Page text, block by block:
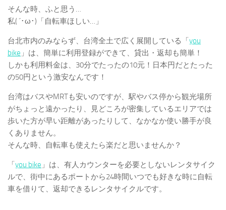
そんな時、ふと思う…
私( ´･ω･)「自転車ほしい…」
台北市内のみならず、台湾全土で広く展開している「you
bike 」は、簡単に利用登録ができて、貸出・返却も簡単！
しかも利用料金は、30分でたったの10元！日本円だとたった
の50円という激安なんです！
台湾はバスやMRTも安いのですが、駅やバス停から観光場所
がちょっと遠かったり、見どころが密集しているエリアでは
歩いた方が早い距離があったりして、なかなか使い勝手が良
くありません。
そんな時、自転車も使えたら楽だと思いませんか？
「you bike 」は、有人カウンターを必要としないレンタサイク
ルで、街中にあるポートから24時間いつでも好きな時に自転
車を借りて、返却できるレンタサイクルです。